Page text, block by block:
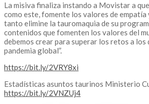
La misiva finaliza instando a Movistar a
como este, fomente los valores de
tanto elimine la tauromaquia de su
contenidos que fomenten los valores del
debemos crear para superar los retos a los
pandemia global”.
https://bit.ly/2VRY8xi
Estadísticas asuntos taurinos Ministerio
https://bit.ly/2VNZUj4